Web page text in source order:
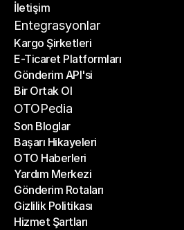
Fiyat Hesaplayıcı
İletişim
İletişim
Entegrasyonlar
Kargo Şirketleri
Kargo Şirketleri
E-Ticaret Platformları
E-Ticaret Platformları
Gönderim API'si
Gönderim API'si
Bir Ortak Ol
Bir Ortak Ol
OTOPedia
Son Bloglar
Son Bloglar
Başarı Hikayeleri
Başarı Hikayeleri
OTO Haberleri
OTO Haberleri
Yardım Merkezi
Yardım Merkezi
Gönderim Rotaları
Gönderim Rotaları
Gizlilik Politikası
Gizlilik Politikası
Hizmet Şartları